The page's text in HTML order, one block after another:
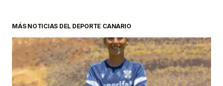
MÁS NOTICIAS DEL DEPORTE CANARIO